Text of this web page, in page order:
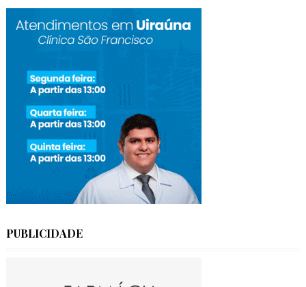
PUBLICIDADE